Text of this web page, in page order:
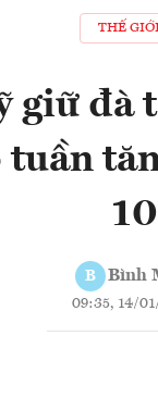
THẾ
giữ đà
tuần
10
B Bình
09:35, 14/